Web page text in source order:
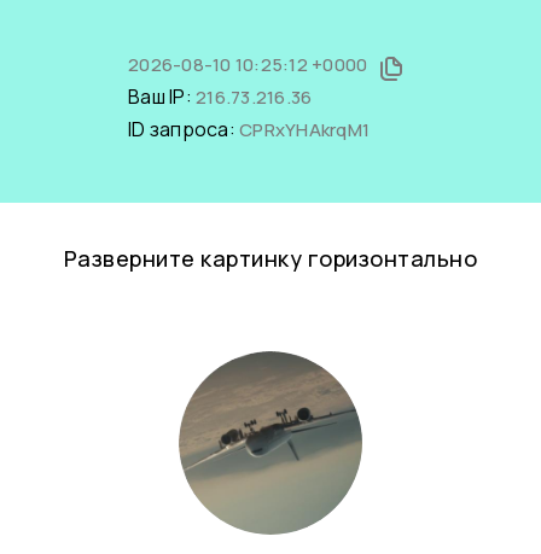
2026-08-10 10:25:12 +0000
Ваш IP: 216.73.216.36
ID запроса: CPRxYHAkrqM1
Разверните картинку горизонтально